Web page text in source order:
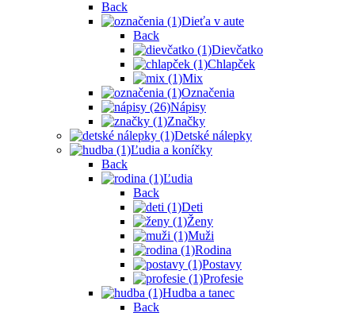
Back
Dieťa v aute
Back
Dievčatko
Chlapček
Mix
Označenia
Nápisy
Značky
Detské nálepky
Ľudia a koníčky
Back
Ľudia
Back
Deti
Ženy
Muži
Rodina
Postavy
Profesie
Hudba a tanec
Back